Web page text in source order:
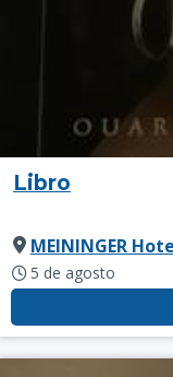
Libro
MEININGER
5 de agosto